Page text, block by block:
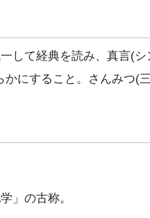
して経典を読み、真言(
にすること。さんみつ(三
」の古称。